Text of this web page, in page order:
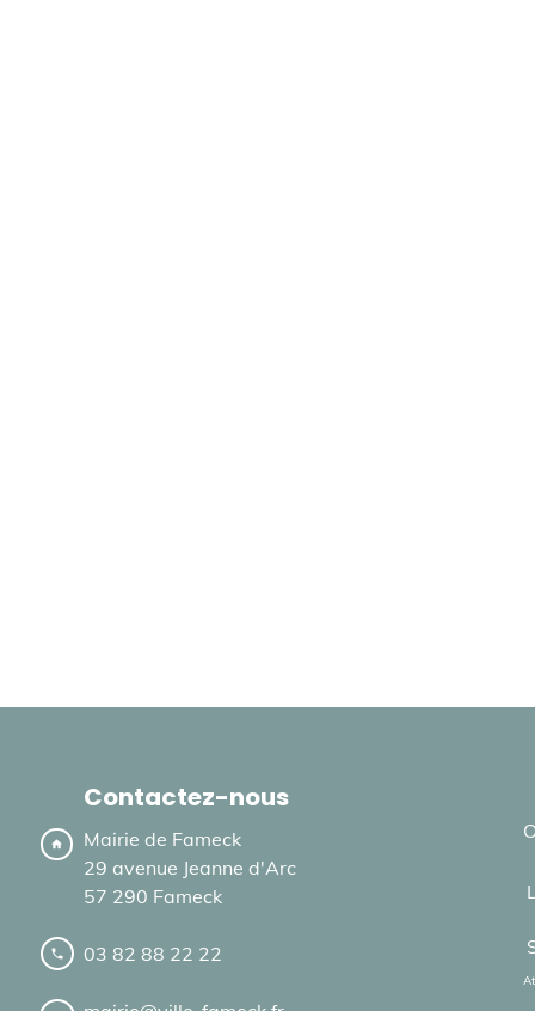
home
Contactez-nous
Mairie de Fameck
29 avenue Jeanne d'Arc
57 290 Fameck
03 82 88 22 22
local_phone